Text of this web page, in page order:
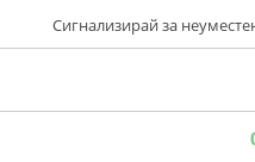
Сигнализирай за